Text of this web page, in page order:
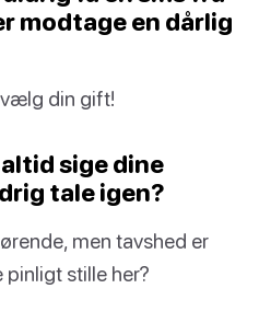
modtage en dårlig
din gift!
sige dine
tale igen?
men tavshed er
stille her?